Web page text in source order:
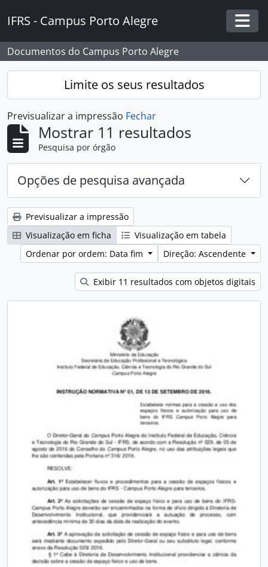
IFRS - Campus Porto Alegre
Documentos do Campus Porto Alegre
Limite os seus resultados
Previsualizar a impressão Fechar
Mostrar 11 resultados
Pesquisa por órgão
Opções de pesquisa avançada
Previsualizar a impressão
Visualização em ficha
Visualização em tabela
Ordenar por ordem: Data fim
Direção: Ascendente
Exibir 11 resultados com objetos digitais